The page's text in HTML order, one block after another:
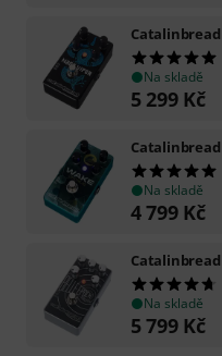
Catalinbread
Na skladě
5 299 Kč
Catalinbread
Na skladě
4 799 Kč
Catalinbread
Na skladě
5 799 Kč